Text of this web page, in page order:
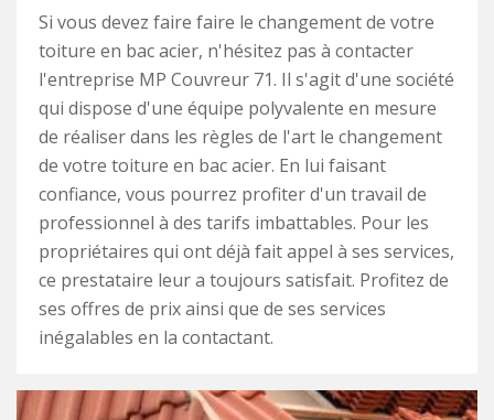
Si vous devez faire faire le changement de votre
toiture en bac acier, n'hésitez pas à contacter
l'entreprise MP Couvreur 71. Il s'agit d'une société
qui dispose d'une équipe polyvalente en mesure
de réaliser dans les règles de l'art le changement
de votre toiture en bac acier. En lui faisant
confiance, vous pourrez profiter d'un travail de
professionnel à des tarifs imbattables. Pour les
propriétaires qui ont déjà fait appel à ses services,
ce prestataire leur a toujours satisfait. Profitez de
ses offres de prix ainsi que de ses services
inégalables en la contactant.